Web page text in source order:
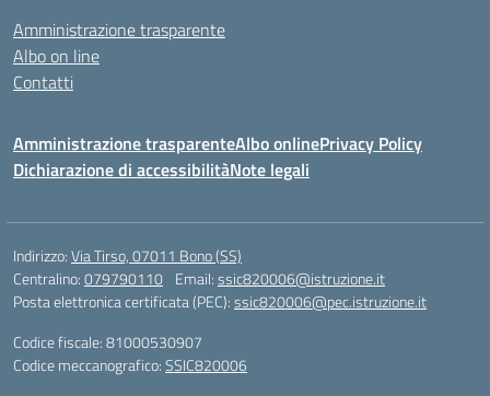
Amministrazione trasparente
Albo on line
Contatti
Amministrazione trasparenteAlbo onlinePrivacy Policy
Dichiarazione di accessibilitàNote legali
Indirizzo:Via Tirso, 07011 Bono (SS)
Centralino:079790110 Email:ssic820006@istruzione.it
Posta elettronica certificata (PEC):ssic820006@pec.istruzione.it
Codice fiscale: 81000530907
Codice meccanografico:SSIC820006